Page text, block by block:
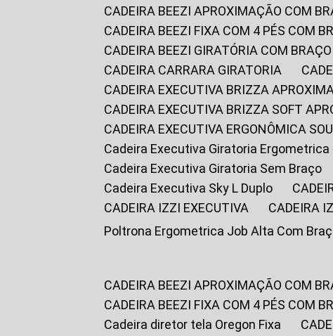
CADEIRA BEEZI APROXIMAÇÃO COM
CADEIRA BEEZI FIXA COM 4 PÉS COM
CADEIRA BEEZI GIRATÓRIA COM BRAÇO
CADEIRA CARRARA GIRATORIA
CADEIRA EXECUTIVA BRIZZA
CADEIRA EXECUTIVA BRIZZA SOFT
CADEIRA EXECUTIVA ERGONÔMICA
Cadeira Executiva Giratoria
Cadeira Executiva Giratoria Sem Braço
Cadeira Executiva Sky L Duplo
CADEIRA IZZI EXECUTIVA
CADEIRA
Poltrona Ergometrica Job Alta Com
CADEIRA BEEZI APROXIMAÇÃO COM
CADEIRA BEEZI FIXA COM 4 PÉS COM
Cadeira diretor tela Oregon Fixa